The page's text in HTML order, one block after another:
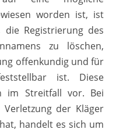
worden ist, ist
Registrierung des
zu löschen,
offenkundig und für
ist. Diese
im Streitfall vor. Bei
der Kläger
handelt es sich um